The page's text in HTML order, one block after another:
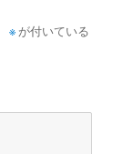
※が付いている